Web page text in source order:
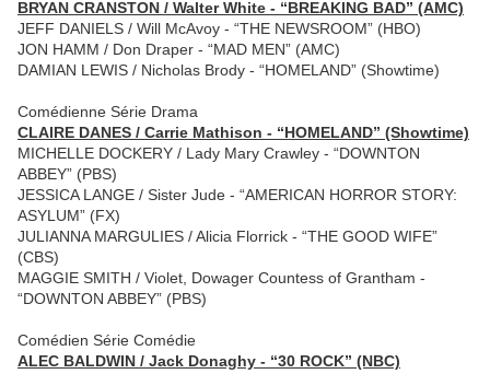
BRYAN CRANSTON / Walter White - “BREAKING BAD” (AMC)
JEFF DANIELS / Will McAvoy - “THE NEWSROOM” (HBO)
JON HAMM / Don Draper - “MAD MEN” (AMC)
DAMIAN LEWIS / Nicholas Brody - “HOMELAND” (Showtime)
Comédienne Série Drama
CLAIRE DANES / Carrie Mathison - “HOMELAND” (Showtime)
MICHELLE DOCKERY / Lady Mary Crawley - “DOWNTON
ABBEY” (PBS)
JESSICA LANGE / Sister Jude - “AMERICAN HORROR STORY:
ASYLUM” (FX)
JULIANNA MARGULIES / Alicia Florrick - “THE GOOD WIFE”
(CBS)
MAGGIE SMITH / Violet, Dowager Countess of Grantham -
“DOWNTON ABBEY” (PBS)
Comédien Série Comédie
ALEC BALDWIN / Jack Donaghy - “30 ROCK” (NBC)